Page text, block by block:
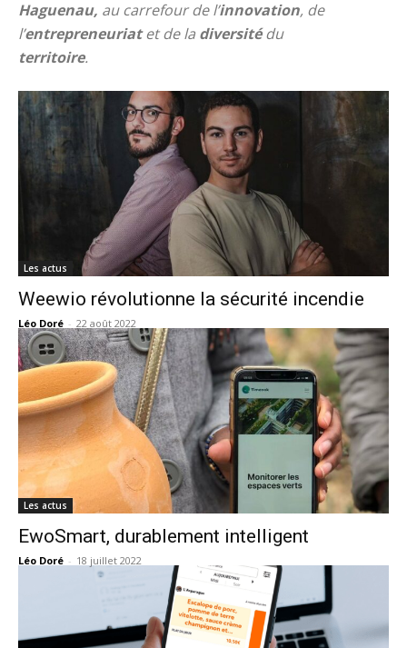
Haguenau, au carrefour de l’innovation, de
l’entrepreneuriatet de la diversitédu
territoire.
Les actus
Weewio révolutionne la sécurité incendie
Léo Doré - 22 août 2022
Les actus
EwoSmart, durablement intelligent
Léo Doré - 18 juillet 2022